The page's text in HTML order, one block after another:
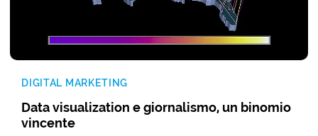
DIGITAL MARKETING
Data visualization e giornalismo, un binomio
vincente